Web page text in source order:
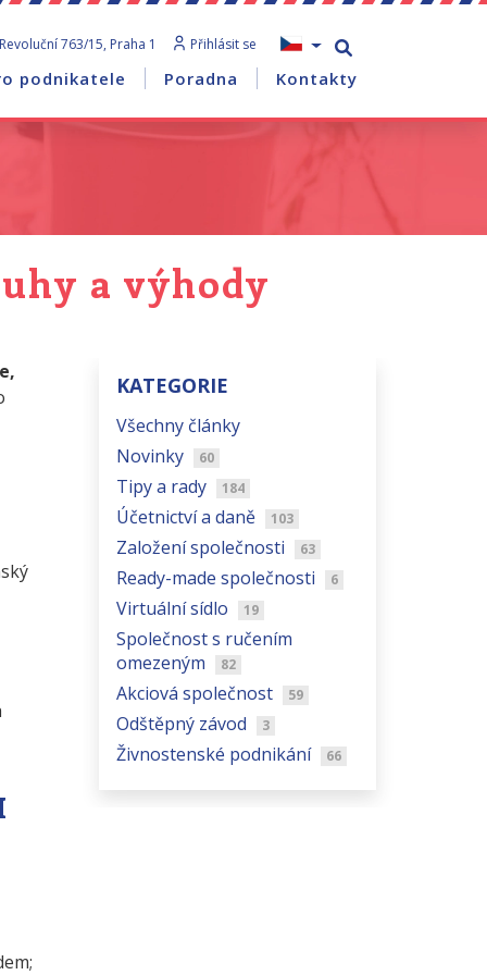
Revoluční 763/15, Praha 1 Přihlásit se
podnikatele Poradna Kontakty
a výhody
KATEGORIE
Všechny články
Novinky
60
Tipy a rady 184
Účetnictví a daně 103
Založení společnosti 63
Ready-made společnosti 6
Virtuální sídlo 19
Společnost s ručením
omezeným
82
Akciová společnost 59
Odštěpný závod 3
Živnostenské podnikání 66